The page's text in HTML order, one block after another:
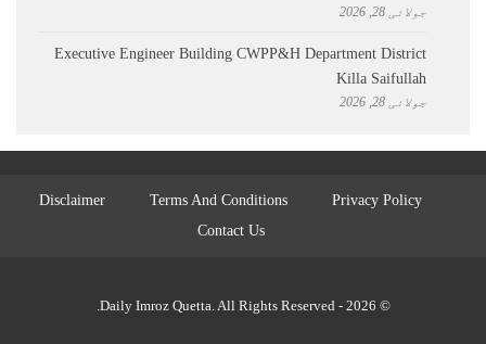
جولائی 28, 2026
Executive Engineer Building CWPP&H Department District
Killa Saifullah
جولائی 28, 2026
Privacy Policy
Terms And Conditions
Disclaimer
Contact Us
© 2026 - Daily Imroz Quetta. All Rights Reserved.